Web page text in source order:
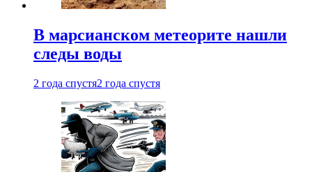
В марсианском метеорите нашли
следы воды
2 года спустя2 года спустя